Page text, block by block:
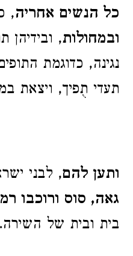
כל הנשים אחריה,
ובמחולות, ובידיהן
נגינה, כדוגמת
תעדי תֻפיך, ויצאת
ותען להם, לבני
גאה, סוס ורוכבו
בית ובית של השירה.